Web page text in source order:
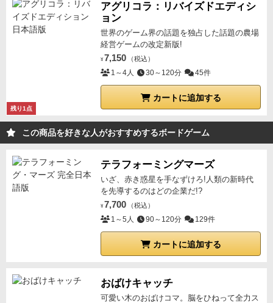
びに、「うわー！出たー！」「キャー！」と、あちこ
ちで歓喜と悲鳴が湧き起こり、15分程度の時間なのだ
が大盛り上がり♪「予約カードが合計2枚まではバース
める坊主めくりゲームでありながら、クニツィアらし
てくれる、とても楽しいパーティゲームだ。
残り1点
アグリコラ：リバイズドエディシ
ョン
世界のゲーム界の話題を独占した話題の農場
経営ゲームの改定新版!
¥ 7,150 （税込）
1～4人 30～120分 45件
カートに追加する
この商品を好きな人がおすすめするボードゲーム
テラフォーミングマーズ
いざ、赤き惑星を手なずけろ!人類の新時代
を先導するのはどの企業だ!?
¥ 7,700 （税込）
1～5人 90～120分 129件
カートに追加する
おばけキャッチ
可愛い木のおばけコマ。脳をひねって全力ス